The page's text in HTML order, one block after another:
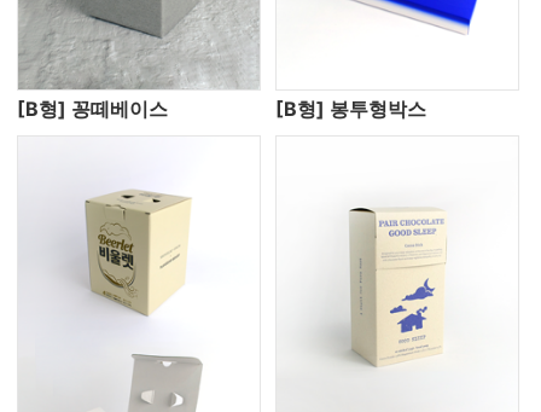
[B형] 꽁떼베이스 [B형] 봉투형박스